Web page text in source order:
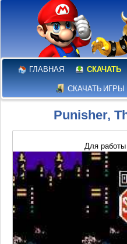
ГЛАВНАЯ СКАЧАТЬ
СКАЧАТЬ ИГРЫ
Punisher,
Для работы